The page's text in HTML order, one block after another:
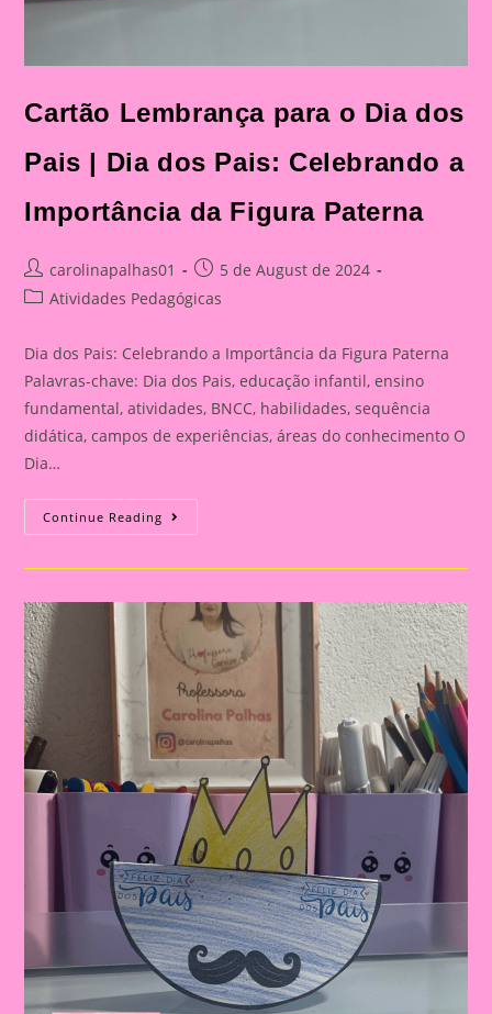
Cartão Lembrança para o Dia dos
Pais | Dia dos Pais: Celebrando a
Importância da Figura Paterna
Post
author:
carolinapalhas01
Post
published:
5 de August de 2024
PostAtividades Pedagógicas
Dia dos Pais: Celebrando a Importância da Figura Paterna
Palavras-chave: Dia dos Pais, educação infantil, ensino
fundamental, atividades, BNCC, habilidades, sequência
didática, campos de experiências, áreas do conhecimento O
Dia…
Continue Reading Cartão
Lembrança
O
Pais
|
Dia
Dos
Pais:
Celebrando
Importância
Da
Figura
Paterna